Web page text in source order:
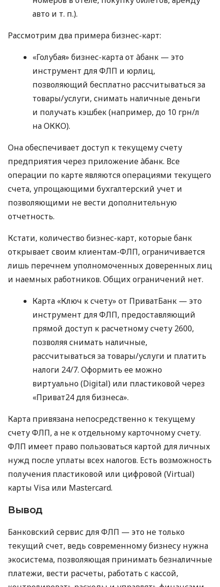
авто и т. п.).
Рассмотрим два примера бизнес-карт:
«Голубая» бизнес-карта от àбанк — это
инструмент для ФЛП и юрлиц,
позволяющий бесплатно рассчитываться за
товары/услуги, снимать наличные деньги
и получать кэшбек (например, до 10 грн/л
на ОККО).
Она обеспечивает доступ к текущему счету
предприятия через приложение àбанк. Все
операции по карте являются операциями текущего
счета, упрощающими бухгалтерский учет и
позволяющими не вести дополнительную
отчетность.
Кстати, количество бизнес-карт, которые банк
открывает своим клиентам-ФЛП, ограничивается
лишь перечнем уполномоченных доверенных лиц
и наемных работников. Общих ограничений нет.
Карта «Ключ к счету» от ПриватБанк — это
инструмент для ФЛП, предоставляющий
прямой доступ к расчетному счету 2600,
позволяя снимать наличные,
рассчитываться за товары/услуги и платить
налоги 24/7. Оформить ее можно
виртуально (Digital) или пластиковой через
«Приват24 для бизнеса».
Карта привязана непосредственно к текущему
счету ФЛП, а не к отдельному карточному счету.
ФЛП имеет право пользоваться картой для личных
нужд после уплаты всех налогов. Есть возможность
получения пластиковой или цифровой (Virtual)
карты Visa или Mastercard.
Вывод
Банковский сервис для ФЛП — это не только
текущий счет, ведь современному бизнесу нужна
экосистема, позволяющая принимать безналичные
платежи, вести расчеты, работать с кассой,